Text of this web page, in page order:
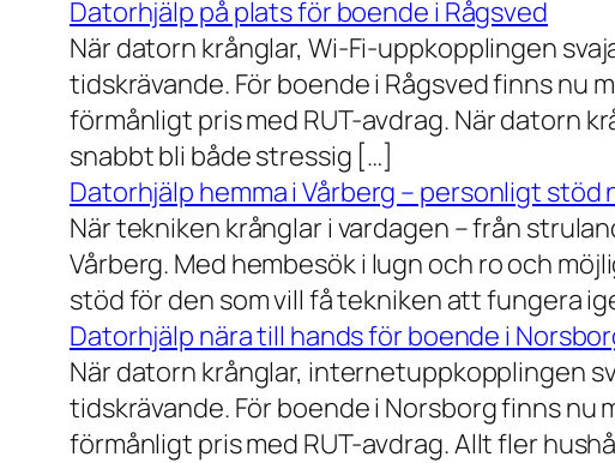
Datorhjälp på plats för boende i Rågsved
När datorn krånglar, Wi-Fi-uppkopplingen
tidskrävande. För boende i Rågsved finns
förmånligt pris med RUT-avdrag. När datorn
snabbt bli både stressig […]
Datorhjälp hemma i Vårberg – personligt stöd
När tekniken krånglar i vardagen – från
Vårberg. Med hembesök i lugn och ro och
stöd för den som vill få tekniken att fungera
Datorhjälp nära till hands för boende i
När datorn krånglar, internetuppkopplingen
tidskrävande. För boende i Norsborg finns
förmånligt pris med RUT-avdrag. Allt fler